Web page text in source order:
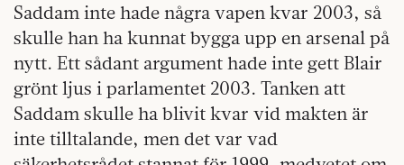
Saddam inte hade några vapen kvar 2003, så
skulle han ha kunnat bygga upp en arsenal på
nytt. Ett sådant argument hade inte gett Blair
grönt ljus i parlamentet 2003. Tanken att
Saddam skulle ha blivit kvar vid makten är
inte tilltalande, men det var vad